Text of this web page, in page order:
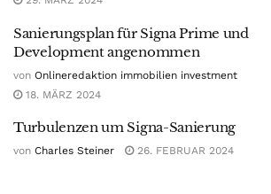
Sanierungsplan für Signa Prime und
Development angenommen
von Onlineredaktion immobilien investment
18. MÄRZ 2024
Turbulenzen um Signa-Sanierung
von Charles Steiner 26. FEBRUAR 2024